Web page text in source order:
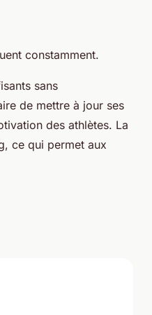
constamment.
sans
de mettre à jour ses
des athlètes. La
ce qui permet aux